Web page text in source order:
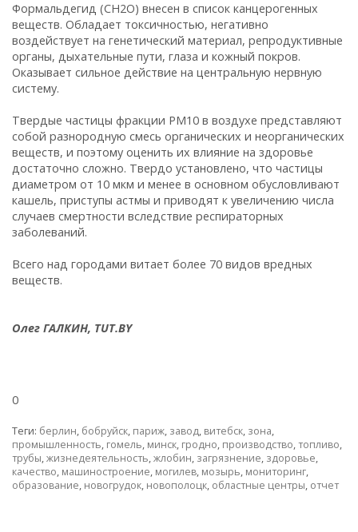
Формальдегид (CH2O) внесен в список канцерогенных
веществ. Обладает токсичностью, негативно
воздействует на генетический материал, репродуктивные
органы, дыхательные пути, глаза и кожный покров.
Оказывает сильное действие на центральную нервную
систему.
Твердые частицы фракции РМ10 в воздухе представляют
собой разнородную смесь органических и неорганических
веществ, и поэтому оценить их влияние на здоровье
достаточно сложно. Твердо установлено, что частицы
диаметром от 10 мкм и менее в основном обусловливают
кашель, приступы астмы и приводят к увеличению числа
случаев смертности вследствие респираторных
заболеваний.
Всего над городами витает более 70 видов вредных
веществ.
Олег ГАЛКИН, TUT.BY
0
Теги: берлин, бобруйск, париж, завод, витебск, зона,
промышленность, гомель, минск, гродно, производство,топливо,
трубы,жизнедеятельность,жлобин, загрязнение, здоровье,
качество, машиностроение, могилев, мозырь, мониторинг,
образование, новогрудок, новополоцк, областные центры, отчет